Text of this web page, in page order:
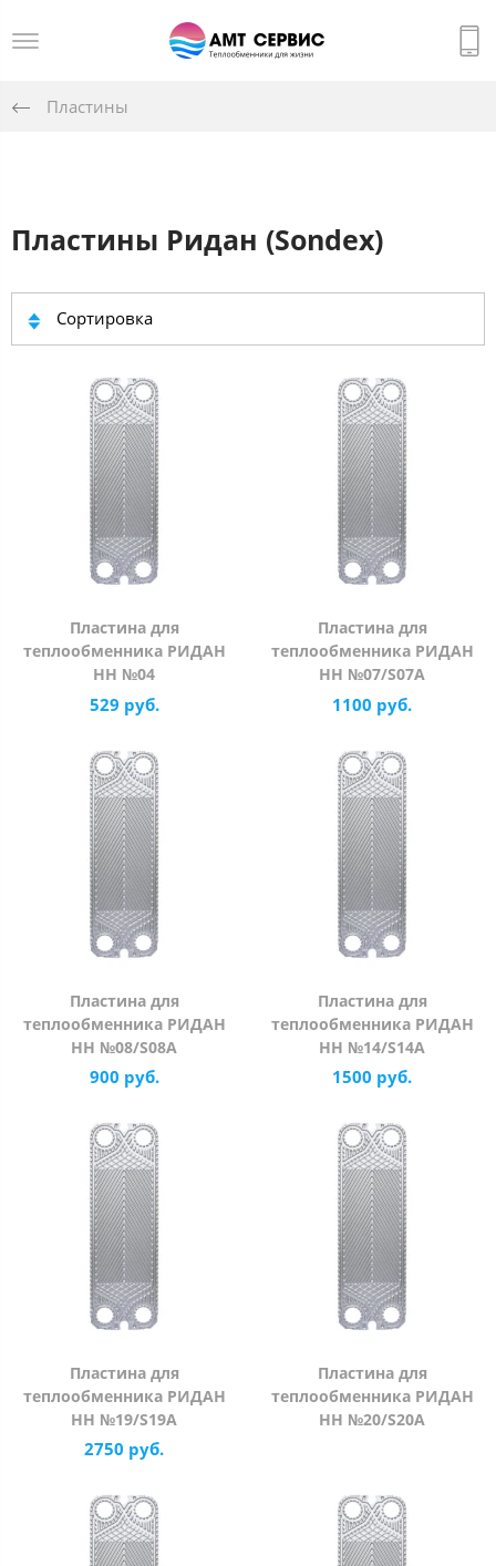
Пластины
Пластины Ридан (Sondex)
Сортировка
Пластина для
теплообменника РИДАН
НН №04
529 руб.
Пластина для
теплообменника РИДАН
НН №07/S07A
1100 руб.
Пластина для
теплообменника РИДАН
НН №08/S08A
900 руб.
Пластина для
теплообменника РИДАН
НН №14/S14A
1500 руб.
Пластина для
теплообменника РИДАН
НН №19/S19A
2750 руб.
Пластина для
теплообменника РИДАН
НН №20/S20A